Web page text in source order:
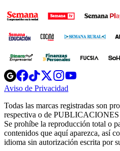
Opens
in
new
Opens
in
new
Opens
in
new
window
Opens
new
windowwindow
Aviso de Privacidad
new
window
Todas las marcas registradas son
respectiva o de
Se prohíbe la reproducción total o
contenidos que aquí aparezca, así
idioma sin autorización escrita por